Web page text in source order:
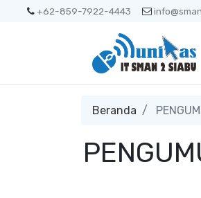
+62-859-7922-4443
Beranda